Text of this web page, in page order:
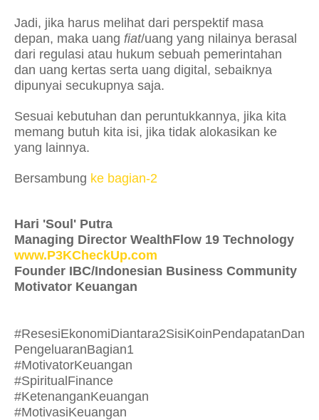
Jadi, jika harus melihat dari perspektif masa
depan, maka uang fiat/uang yang nilainya berasal
dari regulasi atau hukum sebuah pemerintahan
dan uang kertas serta uang digital, sebaiknya
dipunyai secukupnya saja.
Sesuai kebutuhan dan peruntukkannya, jika kita
memang butuh kita isi, jika tidak alokasikan ke
yang lainnya.
Bersambung ke bagian-2
Hari 'Soul' Putra
Managing Director WealthFlow 19 Technology
www.P3KCheckUp.com
Founder IBC/Indonesian Business Community
Motivator Keuangan
#ResesiEkonomiDiantara2SisiKoinPendapatanDan
PengeluaranBagian1
#MotivatorKeuangan
#SpiritualFinance
#KetenanganKeuangan
#MotivasiKeuangan